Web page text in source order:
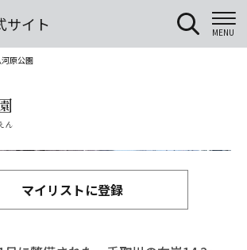
サイト MENU
河原公園
マイリストに登録